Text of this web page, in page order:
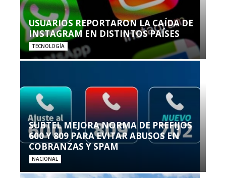
USUARIOS REPORTARON LA CAÍDA DE
INSTAGRAM EN DISTINTOS PAÍSES
TECNOLOGÍA
SUBTEL MEJORA NORMA DE PREFIJOS
600 Y 809 PARA EVITAR ABUSOS EN
COBRANZAS Y SPAM
NACIONAL